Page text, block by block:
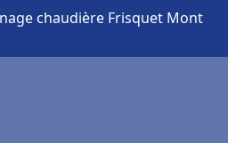
chaudière Frisquet Mont